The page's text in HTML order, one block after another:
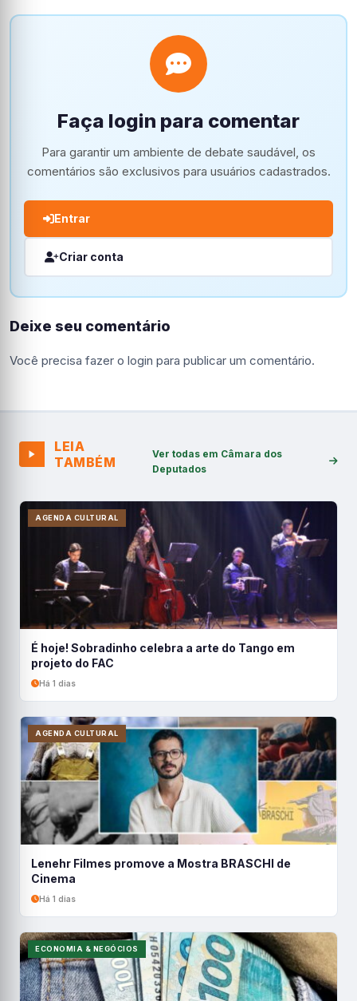
Faça login para comentar
Para garantir um ambiente de debate saudável, os
comentários são exclusivos para usuários cadastrados.
Entrar
Criar conta
Deixe seu comentário
Você precisa fazer o login para publicar um comentário.
LEIA
TAMBÉM
Ver todas em Câmara dos
Deputados
AGENDA CULTURAL
É hoje! Sobradinho celebra a arte do Tango em
projeto do FAC
Há 1 dias
AGENDA CULTURAL
Lenehr Filmes promove a Mostra BRASCHI de
Cinema
Há 1 dias
ECONOMIA & NEGÓCIOS